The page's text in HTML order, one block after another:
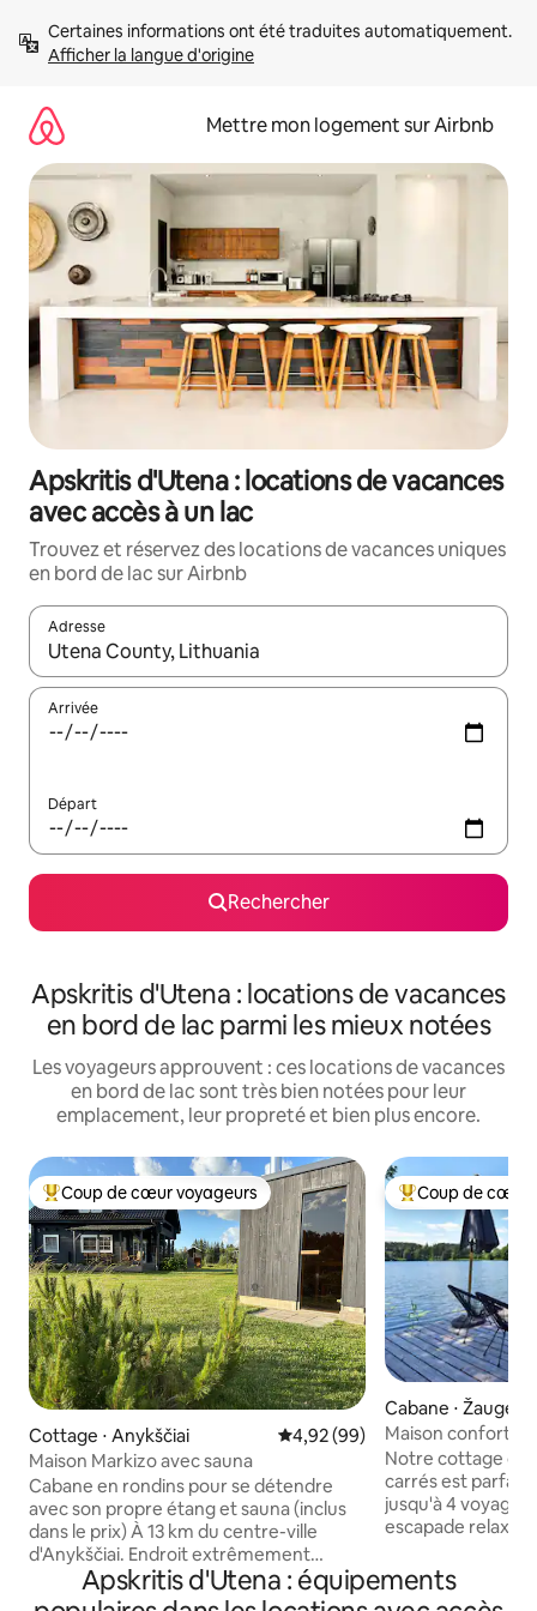
directement
Afficher la langue d'origine
Mettre mon logement sur Airbnb
Apskritis d'Utena : locations de vacances
avec accès à un lac
Trouvez et réservez des locations de vacances uniques
en bord de lac sur Airbnb
Adresse
Lorsque les résultats s'affichent, utilisez les flèches vers le
Arrivée
Départ
Rechercher
Apskritis d'Utena : locations de vacances
en bord de lac parmi les mieux notées
Les voyageurs approuvent : ces locations de vacances
en bord de lac sont très bien notées pour leur
emplacement, leur propreté et bien plus encore.
Coups de cœur voyageurs les plus appréciés
Coup de cœur voyageurs
Cottage ⋅ Anykščiai Évaluation moyenne sur la
4,92 (99)
Maison Markizo avec sauna
Cabane en rondins pour se détendre
avec son propre étang et sauna (inclus
dans le prix) À 13 km du centre-ville
d'Anykščiai. Endroit extrêmement
calme : idéal pour s'évader de l'agitation
de la ville et se souvenir de ce que c'est
Coups de cœur
Coup de cœur
Cabane ⋅
Maison
Smilga
Notre cottage
carrés est parfait
jusqu'à 4
escapade
repas, un lit
supplémentaires
Apskritis d'Utena : équipements